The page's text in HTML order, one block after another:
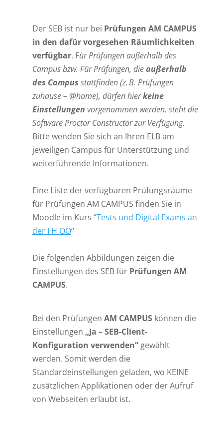
Der SEB ist nur bei Prüfungen AM CAMPUS
in den dafür vorgesehen Räumlichkeiten
verfügbar. Für Prüfungen außerhalb des
Campus bzw. Für Prüfungen, dieaußerhalb
des Campus stattfinden (z. B. Prüfungen
zuhause – @home), dürfen hierkeine
Einstellungen vorgenommen werden. steht die
Software Proctor Constructor zur Verfügung.
Bitte wenden Sie sich an Ihren ELB am
jeweiligen Campus für Unterstützung und
weiterführende Informationen.
Eine Liste der verfügbaren Prüfungsräume
für Prüfungen AM CAMPUS finden Sie in
Moodle im Kurs “Tests und Digital Exams an
der FH OÖ“
Die folgenden Abbildungen zeigen die
Einstellungen des SEB für Prüfungen AM
CAMPUS.
Bei den Prüfungen AM CAMPUSkönnen die
Einstellungen „Ja – SEB-Client-
Konfiguration verwenden“gewählt
werden. Somit werden die
Standardeinstellungen geladen, wo KEINE
zusätzlichen Applikationen oder der Aufruf
von Webseiten erlaubt ist.